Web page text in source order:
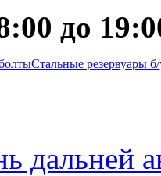
до
Стальные резервуары
дальней